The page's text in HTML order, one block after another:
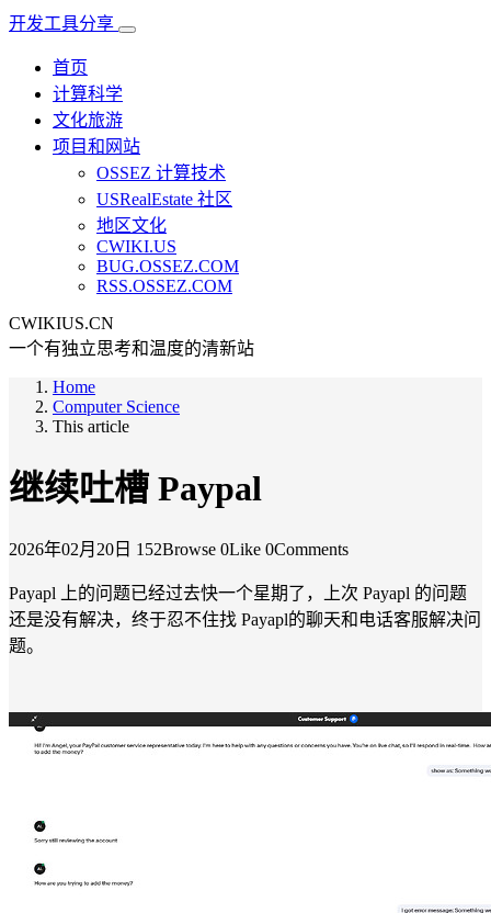
开发工具分享
首页
计算科学
文化旅游
项目和网站
OSSEZ 计算技术
USRealEstate 社区
地区文化
CWIKI.US
BUG.OSSEZ.COM
RSS.OSSEZ.COM
CWIKIUS.CN
一个有独立思考和温度的清新站
Home
Computer Science
This article
继续吐槽 Paypal
2026年02月20日 152Browse 0Like 0Comments
Payapl 上的问题已经过去快一个星期了，上次 Payapl 的问题
还是没有解决，终于忍不住找 Payapl的聊天和电话客服解决问
题。